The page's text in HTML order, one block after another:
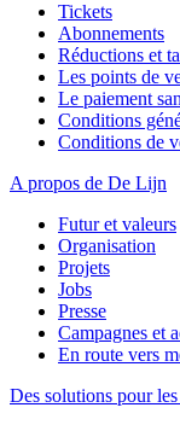
Tickets
Abonnements
Réductions et
Les points de
Le paiement
Conditions
Conditions de
A propos de De Lijn
Futur et valeurs
Organisation
Projets
Jobs
Presse
Campagnes et
En route vers
Des solutions pour